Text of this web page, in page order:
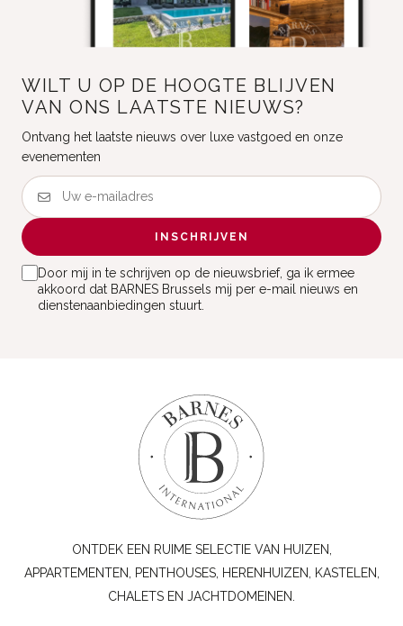
WILT U OP DE HOOGTE BLIJVEN
VAN ONS LAATSTE NIEUWS?
Ontvang het laatste nieuws over luxe vastgoed en onze
evenementen
INSCHRIJVEN
Door mij in te schrijven op de nieuwsbrief, ga ik ermee
akkoord dat BARNES Brussels mij per e-mail nieuws en
dienstenaanbiedingen stuurt.
ONTDEK EEN RUIME SELECTIE VAN HUIZEN,
APPARTEMENTEN, PENTHOUSES, HERENHUIZEN, KASTELEN,
CHALETS EN JACHTDOMEINEN.